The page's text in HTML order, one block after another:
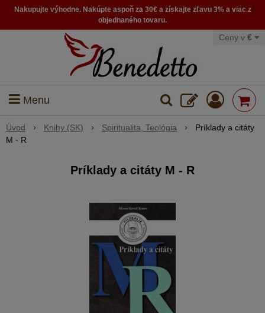
Nakupujte výhodne. Nakúpte aspoň za 30€ a získajte zľavu 3% a viac z
objednaného tovaru.
Menu
Ceny v €
Úvod Knihy (SK) Spiritualita, Teológia
Príklady a citáty
M - R
Príklady a citáty M - R